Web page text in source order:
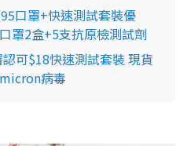
口罩+快速測試套裝優
罩2盒+5支抗原檢測試劑
可$18快速測試套裝 現貨
病毒